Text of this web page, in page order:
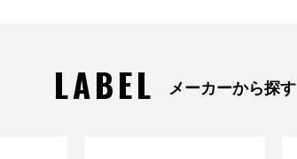
LABEL メーカーから探す